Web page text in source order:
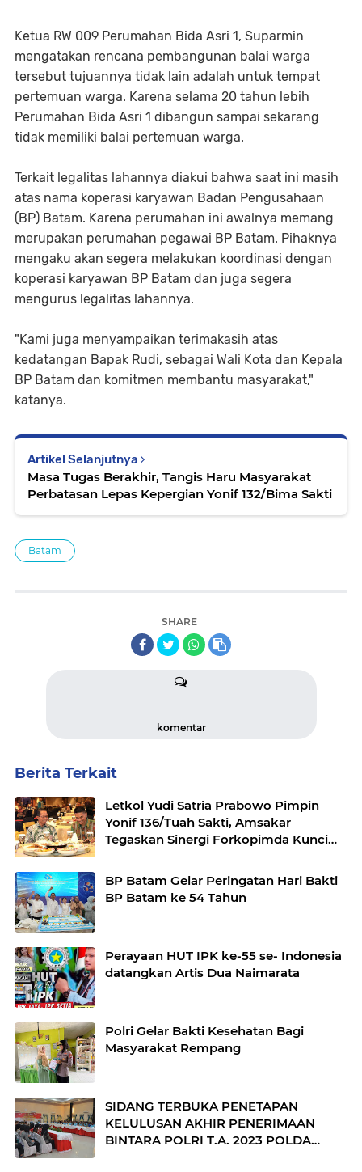
Ketua RW 009 Perumahan Bida Asri 1, Suparmin
mengatakan rencana pembangunan balai warga
tersebut tujuannya tidak lain adalah untuk tempat
pertemuan warga. Karena selama 20 tahun lebih
Perumahan Bida Asri 1 dibangun sampai sekarang
tidak memiliki balai pertemuan warga.
Terkait legalitas lahannya diakui bahwa saat ini masih
atas nama koperasi karyawan Badan Pengusahaan
(BP) Batam. Karena perumahan ini awalnya memang
merupakan perumahan pegawai BP Batam. Pihaknya
mengaku akan segera melakukan koordinasi dengan
koperasi karyawan BP Batam dan juga segera
mengurus legalitas lahannya.
"Kami juga menyampaikan terimakasih atas
kedatangan Bapak Rudi, sebagai Wali Kota dan Kepala
BP Batam dan komitmen membantu masyarakat,"
katanya.
Artikel Selanjutnya
Masa Tugas Berakhir, Tangis Haru Masyarakat
Perbatasan Lepas Kepergian Yonif 132/Bima Sakti
Batam
SHARE
komentar
Berita Terkait
Letkol Yudi Satria Prabowo Pimpin
Yonif 136/Tuah Sakti, Amsakar
Tegaskan Sinergi Forkopimda Kunci
BP Batam Gelar Peringatan Hari Bakti
BP Batam ke 54 Tahun
Perayaan HUT IPK ke-55 se- Indonesia
datangkan Artis Dua Naimarata
Polri Gelar Bakti Kesehatan Bagi
Masyarakat Rempang
SIDANG TERBUKA PENETAPAN
KELULUSAN AKHIR PENERIMAAN
BINTARA POLRI T.A. 2023 POLDA